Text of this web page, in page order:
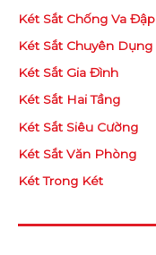
Két Sắt Chống Va Đập
Két Sắt Chuyên Dụng
Két Sắt Gia Đình
Két Sắt Hai Tầng
Két Sắt Siêu Cường
Két Sắt Văn Phòng
Két Trong Két